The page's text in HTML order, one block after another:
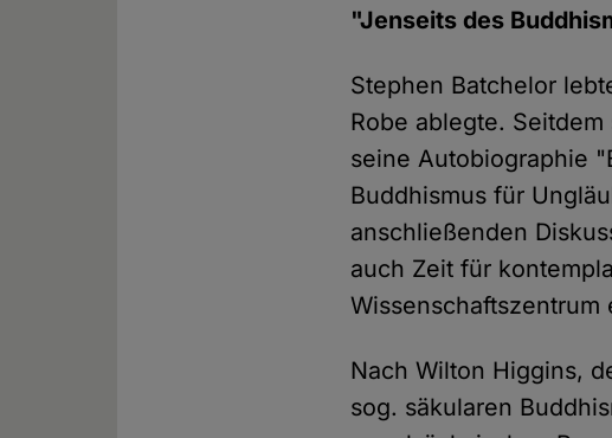
"Jenseits des
Stephen Batchelor
Robe ablegte.
seine Autobiographie
Buddhismus für
anschließenden
auch Zeit für
Wissenschaftszentrum
Nach Wilton Higgins,
sog. säkularen